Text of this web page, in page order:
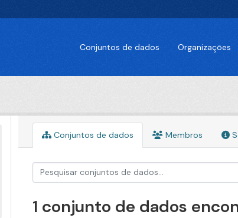
Conjuntos de dados Organizações
Conjuntos de dados Membros
1 conjunto de dados